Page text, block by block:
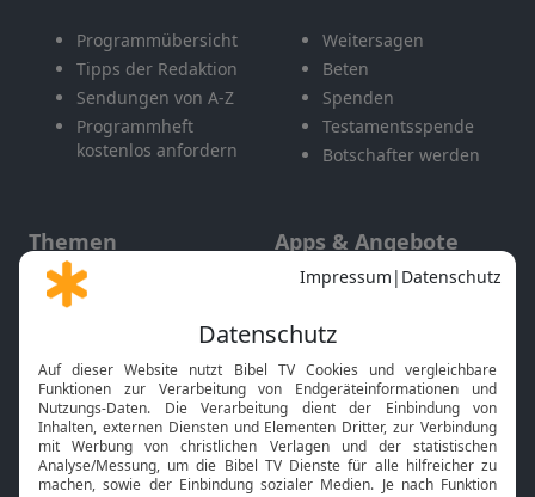
Programmübersicht
Tipps der Redaktion
Sendungen von A-Z
Programmheft
kostenlos anfordern
Weitersagen
Beten
Spenden
Testamentsspende
Botschafter werden
Themen
Gott und Bibel erklärt
Neuigkeiten
Apps & Angebote
Mobile App
Smart TV
HbbTV
Bibelthek Online-Bibel
Nächster Gottesdienst